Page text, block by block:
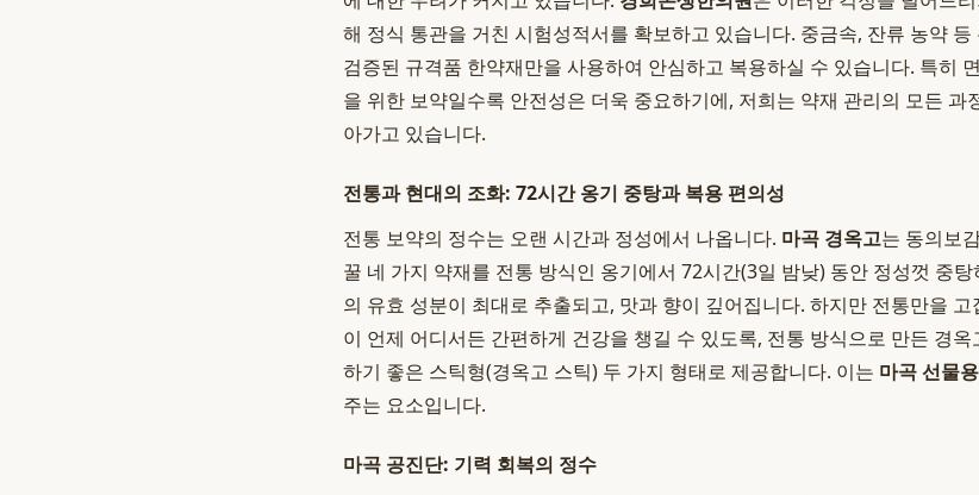
해 정식 통관을 거친 시험성적서를 확보하고 있습니다. 중금속, 잔류 농약
검증된 규격품 한약재만을 사용하여 안심하고 복용하실 수 있습니다. 특히
을 위한 보약일수록 안전성은 더욱 중요하기에, 저희는 약재 관리의 모든
아가고 있습니다.
전통과 현대의 조화: 72시간 옹기 중탕과 복용 편의성
전통 보약의 정수는 오랜 시간과 정성에서 나옵니다. 마곡 경옥고는 동의보
꿀 네 가지 약재를 전통 방식인 옹기에서 72시간(3일 밤낮) 동안 정성껏 중
의 유효 성분이 최대로 추출되고, 맛과 향이 깊어집니다. 하지만 전통만을
이 언제 어디서든 간편하게 건강을 챙길 수 있도록, 전통 방식으로 만든 경
하기 좋은 스틱형(경옥고 스틱) 두 가지 형태로 제공합니다. 이는 마곡 선물
주는 요소입니다.
마곡 공진단: 기력 회복의 정수